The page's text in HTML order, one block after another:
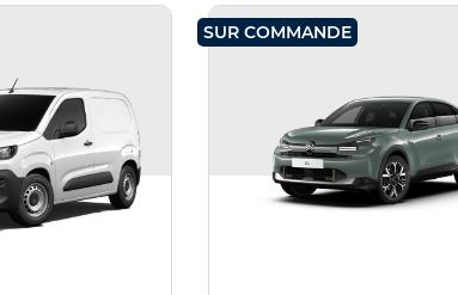
SUR COMMANDE